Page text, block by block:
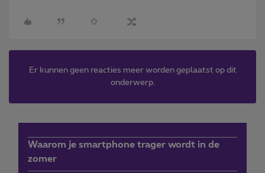
Er kunnen geen reacties meer worden geplaatst op dit
onderwerp.
Waarom je smartphone trager wordt in de
zomer